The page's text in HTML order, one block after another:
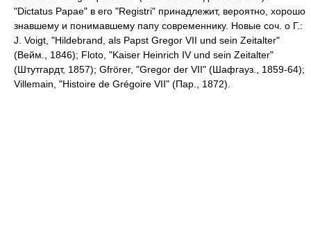
"Dictatus Papae" в его "Registri" принадлежит, вероятно, хорошо
знавшему и понимавшему папу современнику. Новые соч. о Г.:
J. Voigt, "Hildebrand, als Papst Gregor VII und sein Zeitalter"
(Вейм., 1846); Floto, "Kaiser Heinrich IV und sein Zeitalter"
(Штутгардт, 1857); Gfrörer, "Gregor der VII" (Шафгауз., 1859-64);
Villemain, "Histoire de Grégoire VII" (Пар., 1872).